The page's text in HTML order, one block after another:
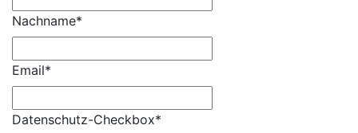
Nachname*
Email*
Datenschutz-Checkbox*